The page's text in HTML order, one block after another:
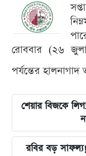
রোববার (২৬
পর্যন্তের
শেয়ার বিজকে
রবির বড়